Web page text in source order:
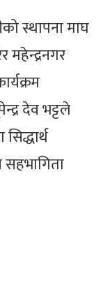
स्थापना माघ
महेन्द्रनगर
देव भट्टले